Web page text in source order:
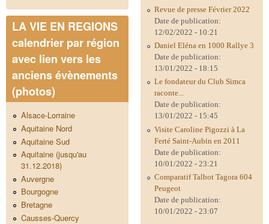
LA VIE EN REGIONS
calendrier par région
avec lien vers les
anciens évènements
(photos)
Alsace-Lorraine
Aquitaine Nord
Aquitaine Sud
Aquitaine (jusqu'au
31.12.2018)
Auvergne
Bourgogne
Bretagne
Causses-Quercy
Revue de presse Février 2022
Date de publication:
12/02/2022 - 10:21
Daniel Eléna en 1000 Rallye 3
Date de publication:
13/01/2022 - 18:15
Le fondateur du Club Simca
raconte...
Date de publication:
13/01/2022 - 15:45
Visite Caroline Pigozzi à La
Ferté Saint-Aubin en 2011
Date de publication:
10/01/2022 - 23:21
Comparatif Talbot Tagora 604
Peugeot
Date de publication:
10/01/2022 - 23:07